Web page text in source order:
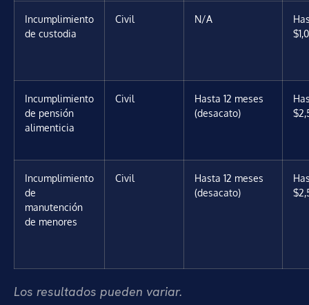
Incumplimiento
de custodia
Civil N/A
Incumplimiento
de pensión
alimenticia
Civil
Hasta 12 meses
(desacato)
Incumplimiento
de
manutención
de menores
Civil
Hasta 12 meses
(desacato)
Los resultados pueden variar.